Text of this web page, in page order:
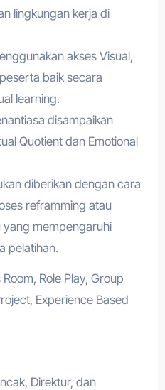
lingkungan kerja di
akses Visual,
baik secara
learning.
disampaikan
Quotient dan Emotional
diberikan dengan cara
reframming atau
mempengaruhi
pelatihan.
Role Play, Group
Experience Based
Direktur, dan